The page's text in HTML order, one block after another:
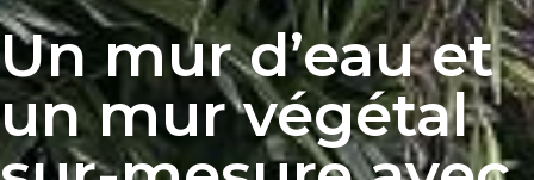
Un mur d’eau et
un mur végétal